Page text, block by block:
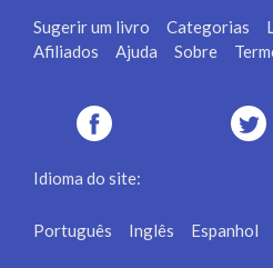
Sugerir um livro Categorias
Afiliados
Ajuda Sobre
Idioma do site:
Português Inglês Espanhol